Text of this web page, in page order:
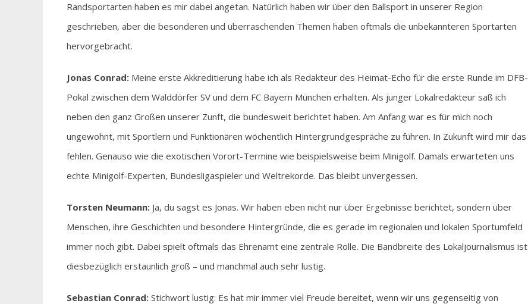
Randsportarten haben es mir dabei angetan. Natürlich haben wir über den Ballsport in unserer Region
geschrieben, aber die besonderen und überraschenden Themen haben oftmals die unbekannteren Sportarten
hervorgebracht.
Jonas Conrad: Meine erste Akkreditierung habe ich als Redakteur des Heimat-Echo für die erste Runde im DFB-
Pokal zwischen dem Walddörfer SV und dem FC Bayern München erhalten. Als junger Lokalredakteur saß ich
neben den ganz Großen unserer Zunft, die bundesweit berichtet haben. Am Anfang war es für mich noch
ungewohnt, mit Sportlern und Funktionären wöchentlich Hintergrundgespräche zu führen. In Zukunft wird mir das
fehlen. Genauso wie die exotischen Vorort-Termine wie beispielsweise beim Minigolf. Damals erwarteten uns
echte Minigolf-Experten, Bundesligaspieler und Weltrekorde. Das bleibt unvergessen.
Torsten Neumann: Ja, du sagst es Jonas. Wir haben eben nicht nur über Ergebnisse berichtet, sondern über
Menschen, ihre Geschichten und besondere Hintergründe, die es gerade im regionalen und lokalen Sportumfeld
immer noch gibt. Dabei spielt oftmals das Ehrenamt eine zentrale Rolle. Die Bandbreite des Lokaljournalismus ist
diesbezüglich erstaunlich groß – und manchmal auch sehr lustig.
Sebastian Conrad: Stichwort lustig: Es hat mir immer viel Freude bereitet, wenn wir uns gegenseitig von